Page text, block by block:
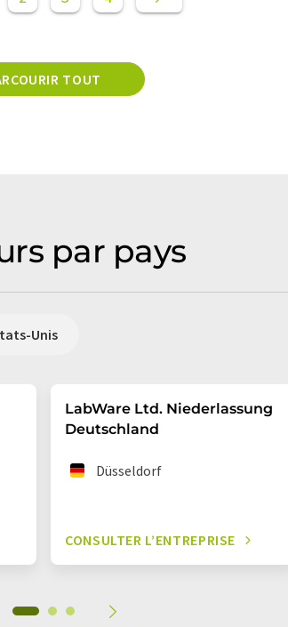
TOUT
par pays
Unis
LabWare Ltd. Niederlassung
Deutschland
Düsseldorf
CONSULTER L’ENTREPRISE